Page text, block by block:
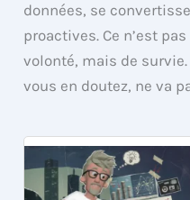
données, se
proactives. Ce n’est
volonté, mais de
vous en doutez, ne va